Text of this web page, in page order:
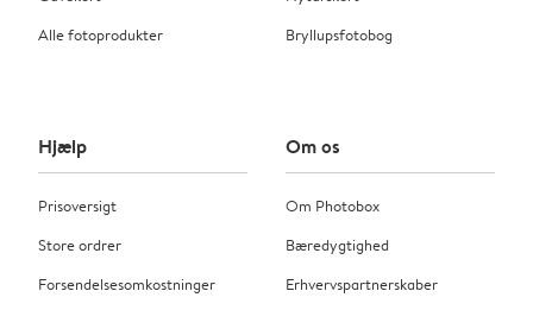
Alle fotoprodukter
Bryllupsfotobog
Hjælp
Prisoversigt
Store ordrer
Forsendelsesomkostninger
Om os
Om Photobox
Bæredygtighed
Erhvervspartnerskaber